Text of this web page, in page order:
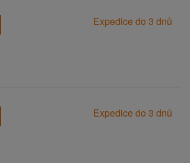
Expedice do 3 dnů
Expedice do 3 dnů